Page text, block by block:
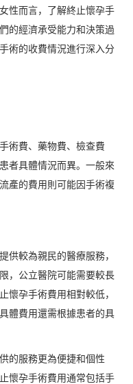
性而言，了解終止懷孕手
的經濟承受能力和決策過
術的收費情況進行深入分
術費、藥物費、檢查費
者具體情況而異。一般來
產的費用則可能因手術複
供較為親民的醫療服務，
，公立醫院可能需要較長
懷孕手術費用相對較低，
體費用還需根據患者的具
的服務更為便捷和個性
懷孕手術費用通常包括手